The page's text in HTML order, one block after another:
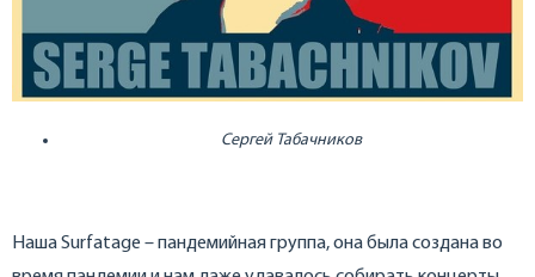
Сергей Табачников
Наша Surfatage – пандемийная группа, она была создана во